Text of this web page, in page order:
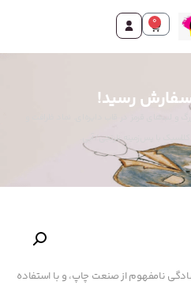
0
رسید!
و لب‌های قرمز در قاب دایره‌ای. نماد ظرافت و
با پس‌زمینه نارنجی/آبی.
نامفهوم از صنعت چاپ، و با استفاده